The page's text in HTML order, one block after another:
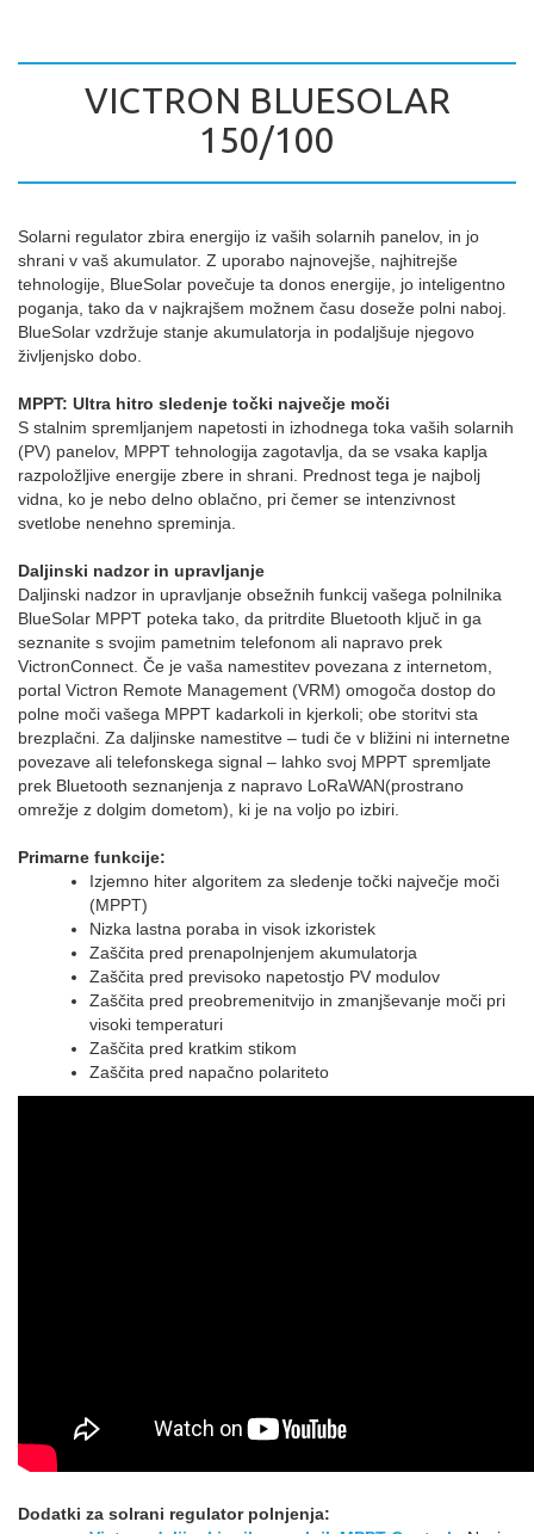
VICTRON BLUESOLAR
150/100
Solarni regulator zbira energijo iz vaših solarnih panelov, in jo
shrani v vaš akumulator. Z uporabo najnovejše, najhitrejše
tehnologije, BlueSolar povečuje ta donos energije, jo inteligentno
poganja, tako da v najkrajšem možnem času doseže polni naboj.
BlueSolar vzdržuje stanje akumulatorja in podaljšuje njegovo
življenjsko dobo.
MPPT: Ultra hitro sledenje točki največje moči
S stalnim spremljanjem napetosti in izhodnega toka vaših solarnih
(PV) panelov, MPPT tehnologija zagotavlja, da se vsaka kaplja
razpoložljive energije zbere in shrani. Prednost tega je najbolj
vidna, ko je nebo delno oblačno, pri čemer se intenzivnost
svetlobe nenehno spreminja.
Daljinski nadzor in upravljanje
Daljinski nadzor in upravljanje obsežnih funkcij vašega polnilnika
BlueSolar MPPT poteka tako, da pritrdite Bluetooth ključ in ga
seznanite s svojim pametnim telefonom ali napravo prek
VictronConnect. Če je vaša namestitev povezana z internetom,
portal Victron Remote Management (VRM) omogoča dostop do
polne moči vašega MPPT kadarkoli in kjerkoli; obe storitvi sta
brezplačni. Za daljinske namestitve – tudi če v bližini ni internetne
povezave ali telefonskega signal – lahko svoj MPPT spremljate
prek Bluetooth seznanjenja z napravo LoRaWAN(prostrano
omrežje z dolgim dometom), ki je na voljo po izbiri.
Primarne funkcije:
Izjemno hiter algoritem za sledenje točki največje moči
(MPPT)
Nizka lastna poraba in visok izkoristek
Zaščita pred prenapolnjenjem akumulatorja
Zaščita pred previsoko napetostjo PV modulov
Zaščita pred preobremenitvijo in zmanjševanje moči pri
visoki temperaturi
Zaščita pred kratkim stikom
Zaščita pred napačno polariteto
Dodatki za solrani regulator polnjenja: